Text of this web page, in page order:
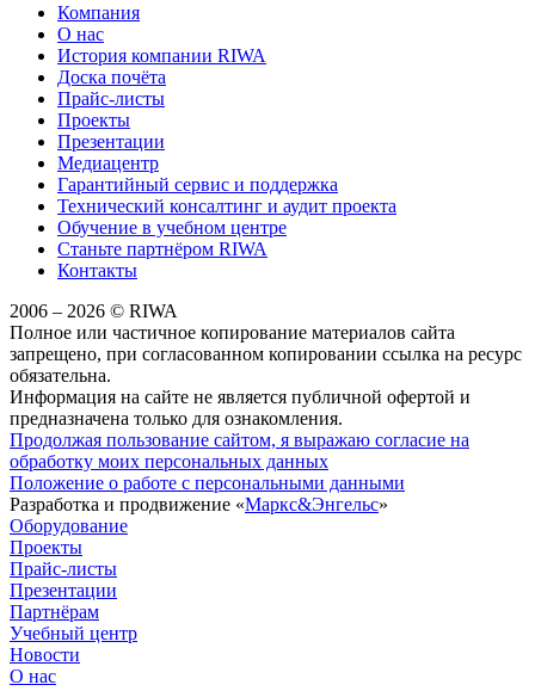
Компания
О нас
История компании RIWA
Доска почёта
Прайс-листы
Проекты
Презентации
Медиацентр
Гарантийный сервис и поддержка
Технический консалтинг и аудит проекта
Обучение в учебном центре
Станьте партнёром RIWA
Контакты
2006 – 2026 © RIWA
Полное или частичное копирование материалов сайта
запрещено, при согласованном копировании ссылка на ресурс
обязательна.
Информация на сайте не является публичной офертой и
предназначена только для ознакомления.
Продолжая пользование сайтом, я выражаю согласие на
обработку моих персональных данных
Положение о работе с персональными данными
Разработка и продвижение «Маркс&Энгельс»
Оборудование
Проекты
Прайс-листы
Презентации
Партнёрам
Учебный центр
Новости
О нас